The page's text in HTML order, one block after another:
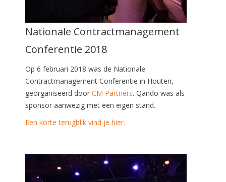
Nationale Contractmanagement
Conferentie 2018
Op 6 februari 2018 was de Nationale
Contractmanagement Conferentie in Houten,
georganiseerd door CM Partners. Qando was als
sponsor aanwezig met een eigen stand.
Een korte terugblik vind je hier.